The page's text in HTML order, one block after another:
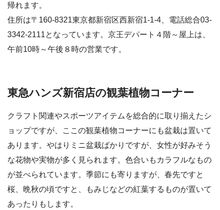
帰れます。
住所は〒160-8321東京都新宿区西新宿1-1-4、電話総合03-
3342-2111となっています。京王デパート４階～屋上は、
午前10時～午後８時の営業です。
東急ハンズ新宿店の観葉植物コーナー
クラフト関連やスポーツアイテムを総合的に取り揃えたシ
ョップですが、ここの観葉植物コーナーにも盆栽は置いて
あります。やはりミニ盆栽ばかりですが、女性が好みそう
な花物や実物が多く見られます。色合いもカラフルなもの
が並べられています。季節にも寄りますが、春先ですと
桜、晩秋の頃ですと、もみじなどの紅葉するものが置いて
あったりもします。